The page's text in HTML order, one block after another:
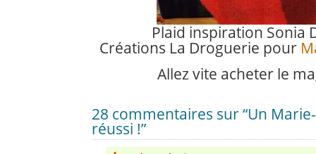
Plaid inspiration Sonia
Créations La Droguerie pour
Allez vite acheter le
28 commentaires sur “Un
réussi !”